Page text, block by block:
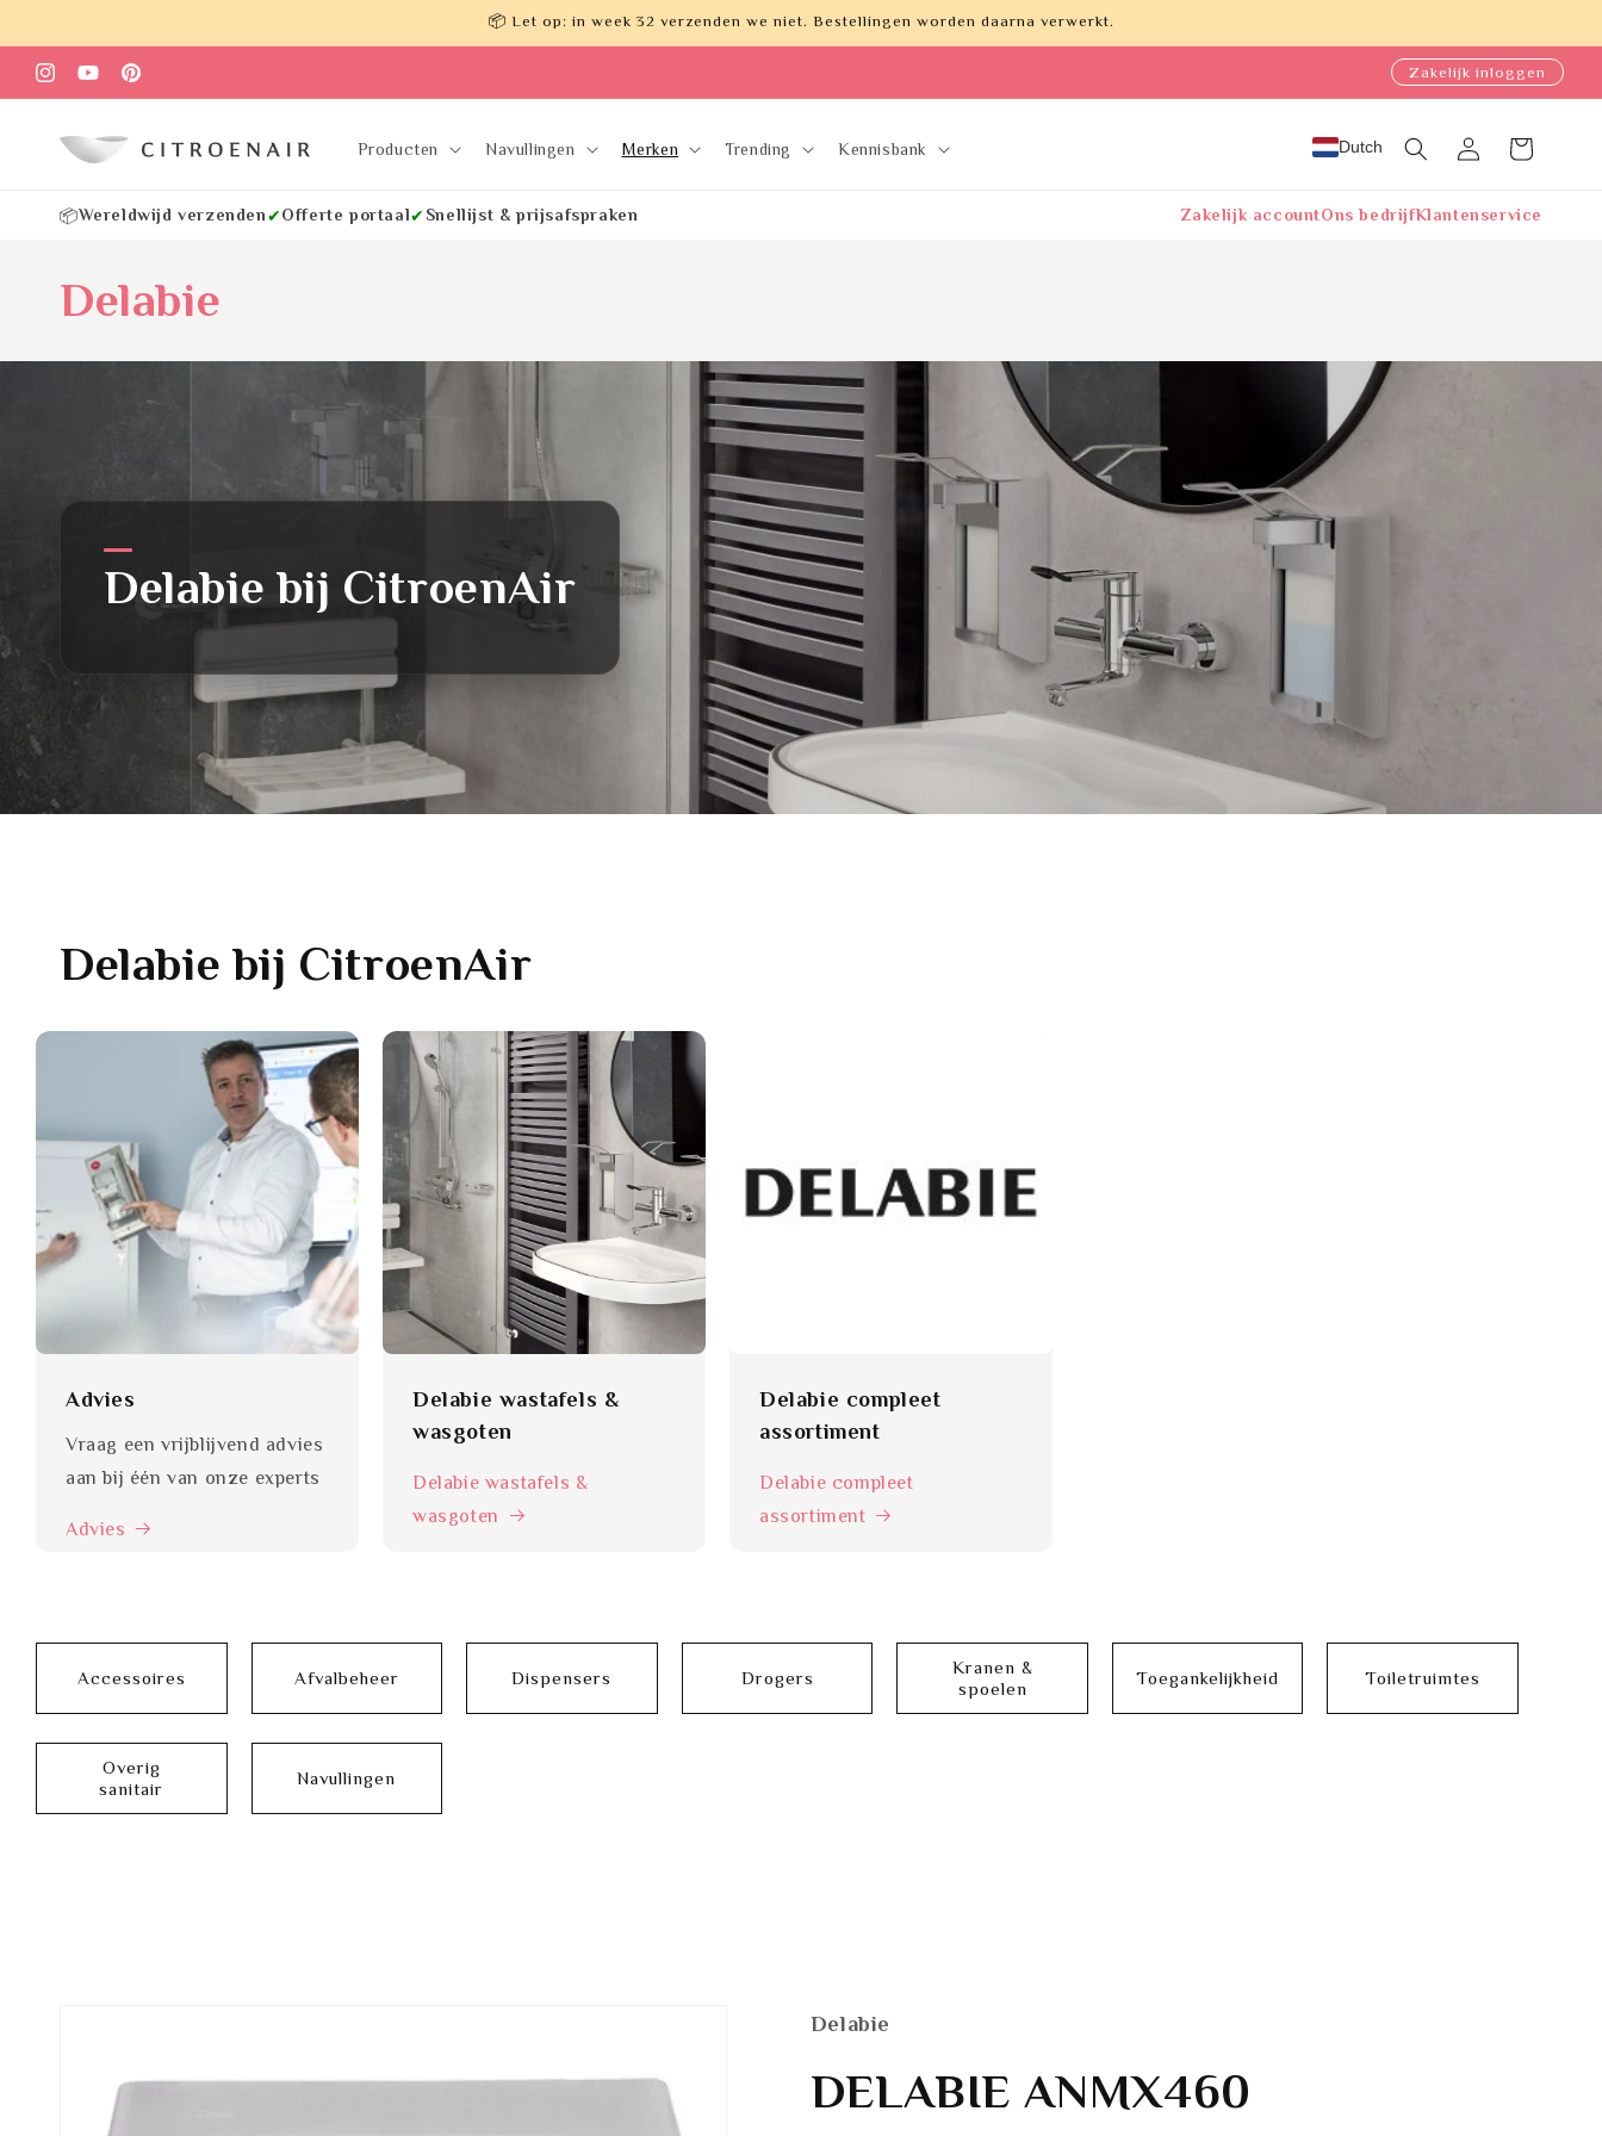
content
📦 Let op: in week 32 verzenden we niet. Bestellingen worden daarna verwerkt.
InstagramYouTubePinterest
Zakelijk inloggen
Producten Navullingen Merken Trending Kennisbank Dutch InloggenWinkelwagen
📦Wereldwijd verzenden✔Offerte portaal✔ Snellijst & prijsafspraken Zakelijk accountOns bedrijfKlantenservice
Delabie
Delabie bij CitroenAir
Delabie bij CitroenAir
Link
Advies
Vraag een vrijblijvend advies
aan bij één van onze experts
Advies
Link
Delabie wastafels &
wasgoten
Delabie wastafels &
wasgoten
Delabie compleet
assortiment
Delabie compleet
assortiment
Accessoires Afvalbeheer Dispensers Drogers
Kranen &
spoelen
Toegankelijkheid Toiletruimtes
Overig
sanitair
Navullingen
Delabie
DELABIE ANMX460